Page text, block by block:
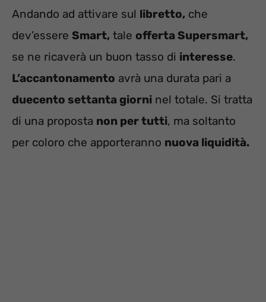
Andando ad attivare sul libretto, che
dev’essere Smart, tale offerta Supersmart,
se ne ricaverà un buon tasso di interesse.
L’accantonamento avrà una durata pari a
duecento settanta giorni nel totale. Si tratta
di una proposta non per tutti, ma soltanto
per coloro che apporteranno nuova liquidità.